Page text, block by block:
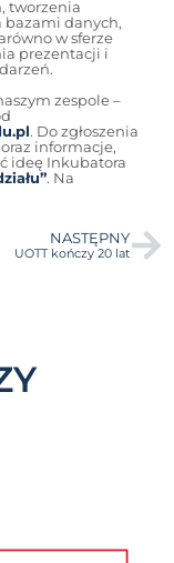
tworzenia
bazami danych,
w sferze
prezentacji i
zespole –
. Do zgłoszenia
informacje,
ideę Inkubatora
. Na
NASTĘPNY
UOTT kończy 20 lat